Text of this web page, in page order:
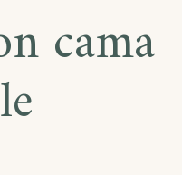
cama